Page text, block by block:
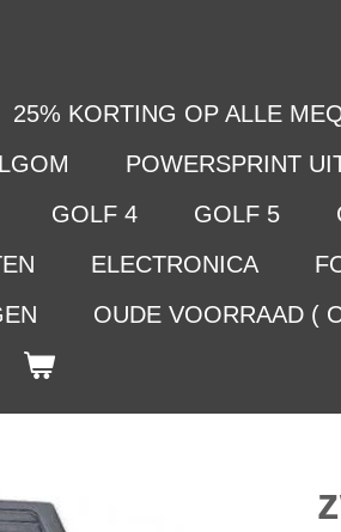
25% KORTING OP ALLE
POWERSPRINT
GOLF 4 GOLF 5
ELECTRONICA
OUDE VOORRAAD (